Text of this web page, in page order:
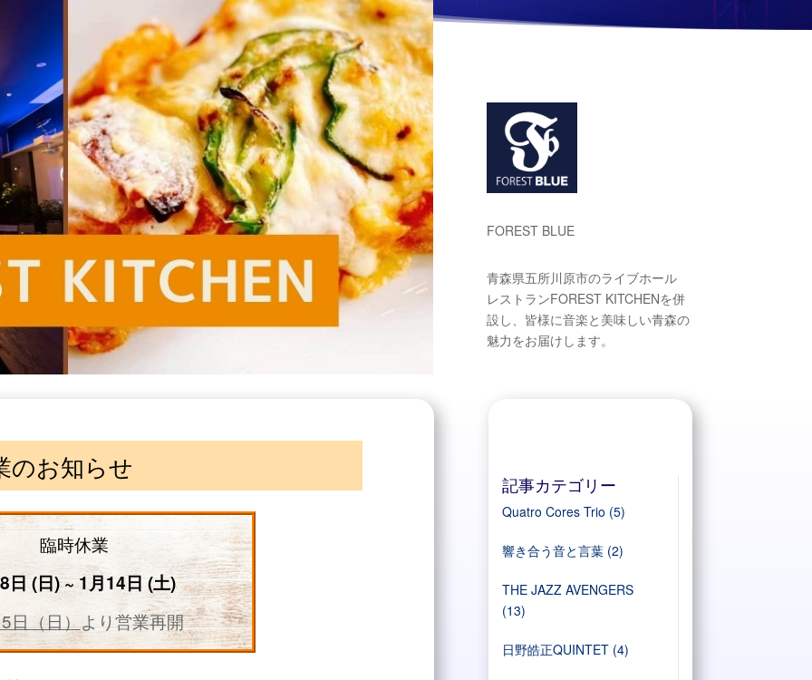
FOREST BLUE
青森県五所川原市のライブホール
レストランFOREST KITCHENを併
設し、皆様に音楽と美味しい青森の
魅力をお届けします。
のお知らせ
臨時休業
日 (日) ~ 1月14日 (土)
日（日）より営業再開
記事カテゴリー
Quatro Cores Trio (5)
響き合う音と言葉(2)
THE JAZZ AVENGERS
(13)
日野皓正QUINTET(4)